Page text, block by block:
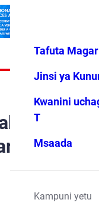
Vipendwa
Menyu
Tafuta
Jinsi ya
Kwanini
T
Msaada
Kampuni yetu
gari